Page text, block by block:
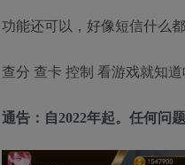
功能还可以，好像短信什么
查分 查卡 控制 看游戏就知
通告：自2022年起。任何问